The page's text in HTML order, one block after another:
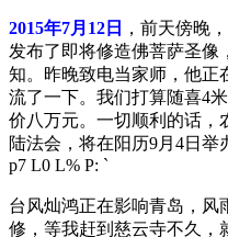
2015年7月12日
，前天傍晚
发布了即将修造佛菩萨圣像
知。昨晚致电当家师，他正
流了一下。我们打算随喜4
价八万元。一切顺利的话，
陆法会，将在阳历9月4日举
p7 L0 L% P: `
台风灿鸿正在影响青岛，风
修，等我赶到慈云寺不久，